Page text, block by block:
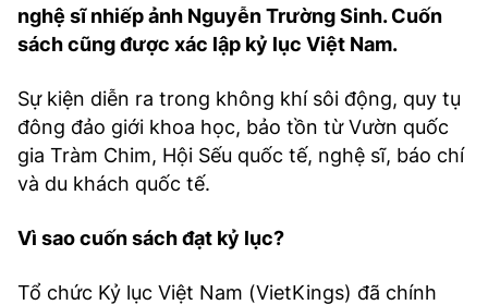
ẢNH
TƯ VẤN
TIÊU ĐIỂM - SPOTLIGHT
BẠN CẦN BIẾT
INFOGRAPHIC
E-MAGAZINE
ẢNH
BÁO GIẤY
TRA CỨU PHƯỜNG XÃ
nghệ sĩ nhiếp ảnh Nguyễn Trường Sinh. Cuốn
sách cũng được xác lập kỷ lục Việt Nam.
Sự kiện diễn ra trong không khí sôi động, quy tụ
đông đảo giới khoa học, bảo tồn từ Vườn quốc
gia Tràm Chim, Hội Sếu quốc tế, nghệ sĩ, báo chí
và du khách quốc tế.
Vì sao cuốn sách đạt kỷ lục?
Tổ chức Kỷ lục Việt Nam (VietKings) đã chính